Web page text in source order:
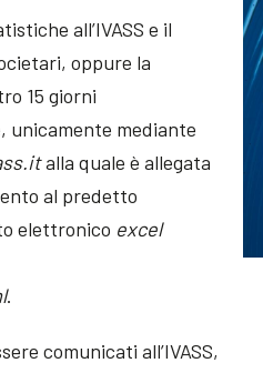
all’IVASS e il
oppure la
15 giorni
unicamente mediante
alla quale è allegata
al predetto
elettronico excel
.
comunicati all’IVASS,